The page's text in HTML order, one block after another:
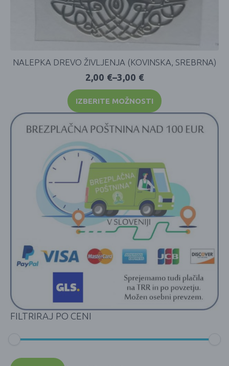
FILTRIRAJ PO CENI
Min
Max
NALEPKA DREVO ŽIVLJENJA (KOVINSKA, SREBRNA)
2,00 €–3,00 €
IZBERITE MOŽNOSTI